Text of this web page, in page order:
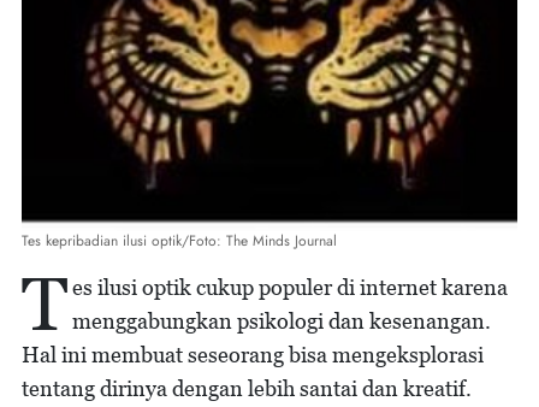
Tes kepribadian ilusi optik/Foto: The Minds Journal
Tes ilusi optik cukup populer di internet karena
menggabungkan psikologi dan kesenangan.
Hal ini membuat seseorang bisa mengeksplorasi
tentang dirinya dengan lebih santai dan kreatif.